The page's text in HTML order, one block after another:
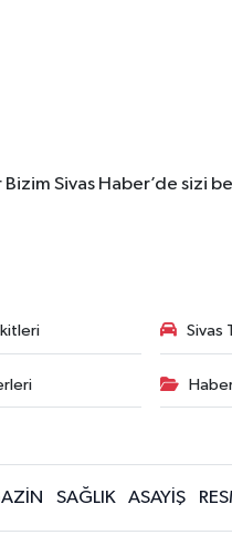
Sivas Haber’de sizi
Sivas
SAĞLIK ASAYİŞ